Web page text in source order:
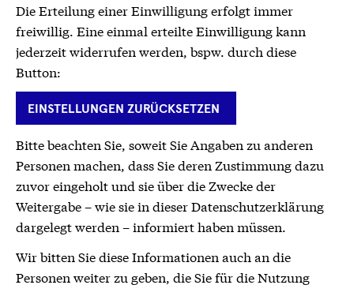
Die Erteilung einer Einwilligung erfolgt immer
freiwillig. Eine einmal erteilte Einwilligung kann
jederzeit widerrufen werden, bspw. durch diese
Button:
EINSTELLUNGEN ZURÜCKSETZEN
Bitte beachten Sie, soweit Sie Angaben zu anderen
Personen machen, dass Sie deren Zustimmung dazu
zuvor eingeholt und sie über die Zwecke der
Weitergabe – wie sie in dieser Datenschutzerklärung
dargelegt werden – informiert haben müssen.
Wir bitten Sie diese Informationen auch an die
Personen weiter zu geben, die Sie für die Nutzung